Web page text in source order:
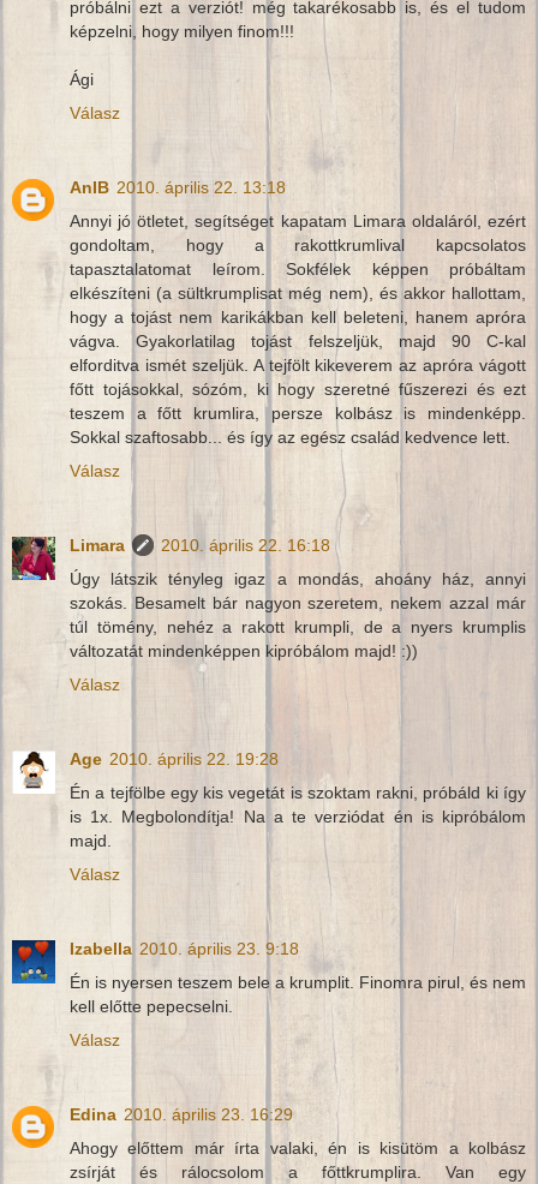
próbálni ezt a verziót! még takarékosabb is, és el tudom
képzelni, hogy milyen finom!!!
Ági
Válasz
AnIB 2010. április 22. 13:18
Annyi jó ötletet, segítséget kapatam Limara oldaláról, ezért
gondoltam, hogy a rakottkrumlival kapcsolatos
tapasztalatomat leírom. Sokfélek képpen próbáltam
elkészíteni (a sültkrumplisat még nem), és akkor hallottam,
hogy a tojást nem karikákban kell beleteni, hanem apróra
vágva. Gyakorlatilag tojást felszeljük, majd 90 C-kal
elforditva ismét szeljük. A tejfölt kikeverem az apróra vágott
főtt tojásokkal, sózóm, ki hogy szeretné fűszerezi és ezt
teszem a főtt krumlira, persze kolbász is mindenképp.
Sokkal szaftosabb... és így az egész család kedvence lett.
Válasz
Limara
2010. április 22. 16:18
Úgy látszik tényleg igaz a mondás, ahoány ház, annyi
szokás. Besamelt bár nagyon szeretem, nekem azzal már
túl tömény, nehéz a rakott krumpli, de a nyers krumplis
változatát mindenképpen kipróbálom majd! :))
Válasz
Age 2010. április 22. 19:28
Én a tejfölbe egy kis vegetát is szoktam rakni, próbáld ki így
is 1x. Megbolondítja! Na a te verziódat én is kipróbálom
majd.
Válasz
Izabella 2010. április 23. 9:18
Én is nyersen teszem bele a krumplit. Finomra pirul, és nem
kell előtte pepecselni.
Válasz
Edina 2010. április 23. 16:29
Ahogy előttem már írta valaki, én is kisütöm a kolbász
zsírját és rálocsolom a főttkrumplira. Van egy